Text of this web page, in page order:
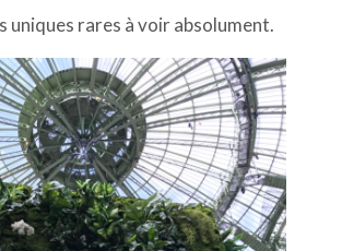
uniques rares à voir absolument.